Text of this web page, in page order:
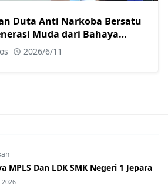
Duta Anti Narkoba Bersatu
Muda dari Bahaya
2026/6/11
MPLS Dan LDK SMK Negeri 1 Jepara
2026